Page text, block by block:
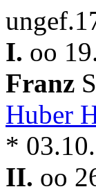
I. oo
Franz
Huber
*
II. oo